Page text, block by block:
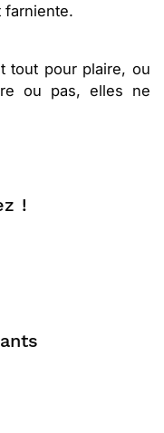
farniente.
tout pour plaire, ou
ou pas, elles ne
!